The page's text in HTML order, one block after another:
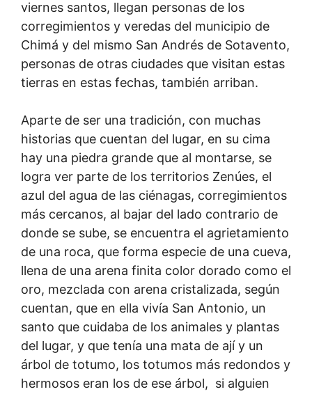
viernes santos, llegan personas de los
corregimientos y veredas del municipio de
Chimá y del mismo San Andrés de Sotavento,
personas de otras ciudades que visitan estas
tierras en estas fechas, también arriban.
Aparte de ser una tradición, con muchas
historias que cuentan del lugar, en su cima
hay una piedra grande que al montarse, se
logra ver parte de los territorios Zenúes, el
azul del agua de las ciénagas, corregimientos
más cercanos, al bajar del lado contrario de
donde se sube, se encuentra el agrietamiento
de una roca, que forma especie de una cueva,
llena de una arena finita color dorado como el
oro, mezclada con arena cristalizada, según
cuentan, que en ella vivía San Antonio, un
santo que cuidaba de los animales y plantas
del lugar, y que tenía una mata de ají y un
árbol de totumo, los totumos más redondos y
hermosos eran los de ese árbol, si alguien